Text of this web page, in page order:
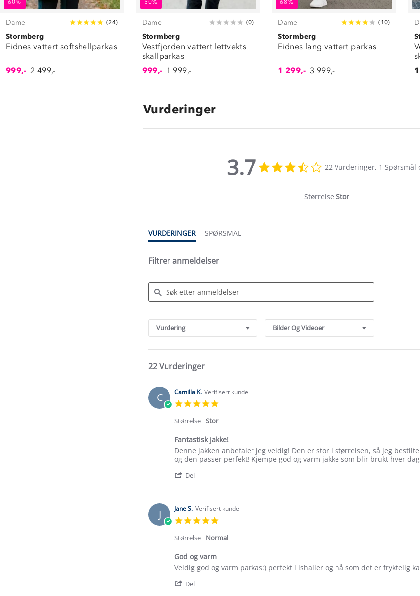
60%
Dame (24)
Stormberg
Eidnes vattert softshellparkas
999,- 2 499,-
50%
Dame (0)
Stormberg
Vestfjorden vattert lettvekts
skallparkas
999,- 1 999,-
68%
Dame ( 10)
Stormberg
Eidnes lang vattert parkas
1 299,- 3 999,-
Vurderinger
3.7
star
22 Vurderinger, 1 Spørsmål
Størrelse Stor
VURDERINGER
SPØRSMÅL
Filtrer anmeldelser
Reviews
Vurdering Bilder Og Videoer
22 Vurderinger
C Camilla K. Verifisert kunde
Størrelse Stor
Fantastisk jakke!
Review
by
K.
6
2026
review
stating
jakke!
Denne jakken anbefaler jeg veldig! Den er stor i størrelsen, så jeg
og den passer perfekt! Kjempe god og varm jakke som blir brukt hver
Del
Review
Camilla
K.
on
6
Jan
J Jane S. Verifisert kunde
rating
Størrelse Normal
God og varm
Review
Jane
review
God
Veldig god og varm parkas:) perfekt i ishaller og nå som det er fryktelig
Del